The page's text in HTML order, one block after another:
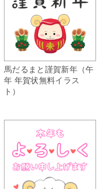
馬だるまと謹賀新年（午
年 年賀状無料イラス
ト）